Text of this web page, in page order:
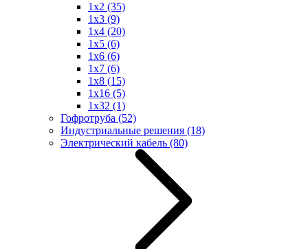
1x2 (35)
1x3 (9)
1x4 (20)
1x5 (6)
1x6 (6)
1x7 (6)
1x8 (15)
1x16 (5)
1x32 (1)
Гофротруба (52)
Индустриальные решения (18)
Электрический кабель (80)